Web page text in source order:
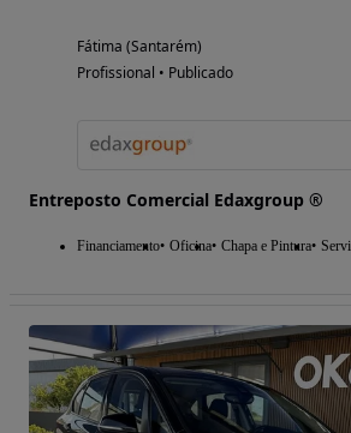
Fátima (Santarém)
Profissional • Publicado
Entreposto Comercial Edaxgroup ®
Financiamento Oficina Chapa e Pintura